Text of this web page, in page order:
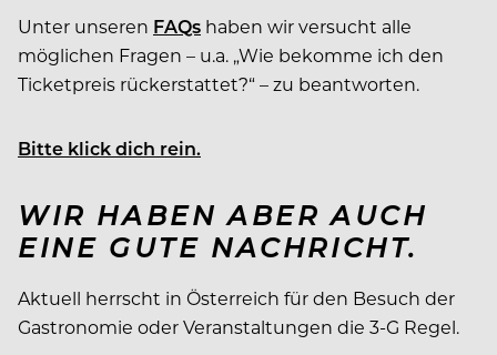
Unter unseren FAQs haben wir versucht alle
möglichen Fragen – u.a. „Wie bekomme ich den
Ticketpreis rückerstattet?“ – zu beantworten.
Bitte klick dich rein.
WIR HABEN ABER AUCH
EINE GUTE NACHRICHT.
Aktuell herrscht in Österreich für den Besuch der
Gastronomie oder Veranstaltungen die 3-G Regel.